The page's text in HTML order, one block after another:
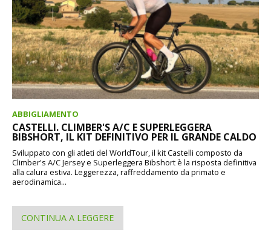
ABBIGLIAMENTO
CASTELLI. CLIMBER'S A/C E SUPERLEGGERA
BIBSHORT, IL KIT DEFINITIVO PER IL GRANDE CALDO
Sviluppato con gli atleti del WorldTour, il kit Castelli composto da
Climber's A/C Jersey e Superleggera Bibshort è la risposta definitiva
alla calura estiva. Leggerezza, raffreddamento da primato e
aerodinamica...
CONTINUA A LEGGERE